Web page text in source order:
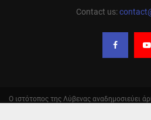
Contact us:
Ο ιστότοπος της Λύβενας αναδημοσιεύει